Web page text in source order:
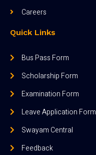
Careers
Quick Links
Bus Pass Form
Scholarship Form
Examination Form
Leave Application Form
Swayam Central
Feedback